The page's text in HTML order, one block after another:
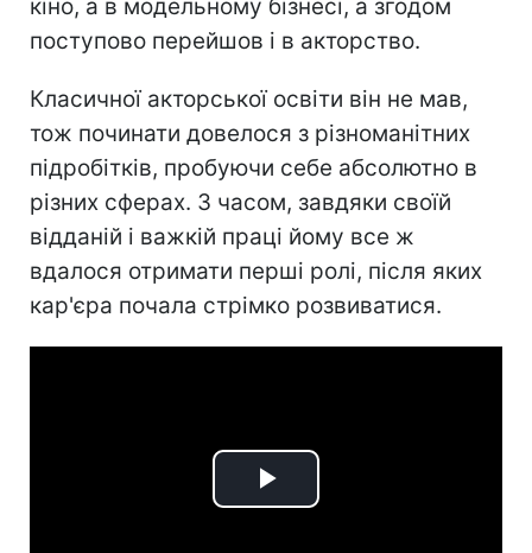
кіно, а в модельному бізнесі, а згодом
поступово перейшов і в акторство.
Класичної акторської освіти він не мав,
тож починати довелося з різноманітних
підробітків, пробуючи себе абсолютно в
різних сферах. З часом, завдяки своїй
відданій і важкій праці йому все ж
вдалося отримати перші ролі, після яких
кар'єра почала стрімко розвиватися.
Play